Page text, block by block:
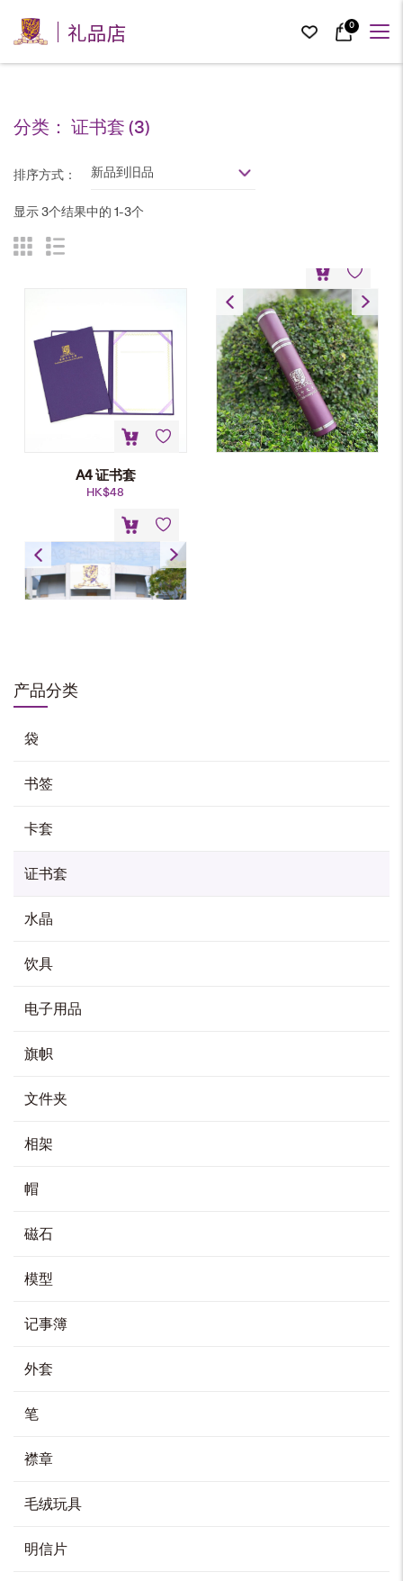
礼品店 0
产品分类
袋
书签
卡套
证书套
水晶
饮具
电子用品
旗帜
文件夹
相架
帽
磁石
模型
记事簿
外套
笔
襟章
毛绒玩具
明信片
分类： 证书套(3)
排序方式： 新品到旧品
显示 3个结果中的 1-3个
A4 证书套
HK$48
毕业证书筒
HK$30
A3 毕业证书皮革套
HK$ 200